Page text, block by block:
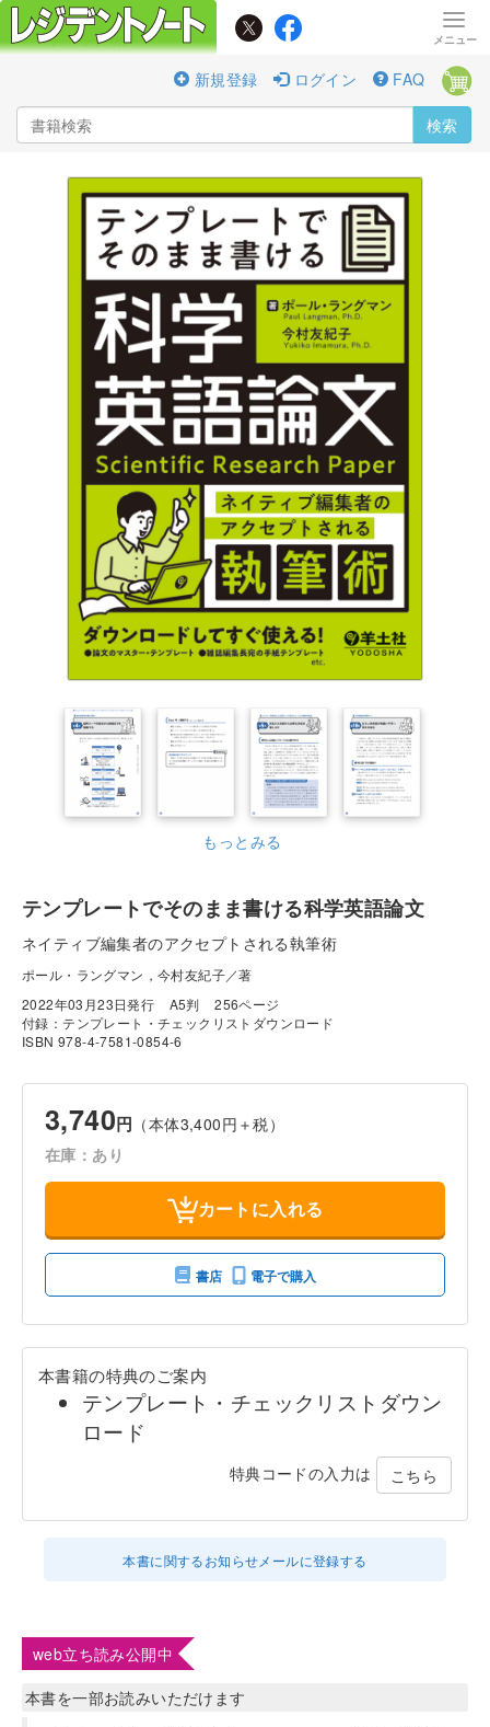
新規登録 ログイン FAQ
検索
もっとみる
テンプレートでそのまま書ける科学英語論文
ネイティブ編集者のアクセプトされる執筆術
ポール・ラングマン，今村友紀子／著
2022年03月23日発行
A5判
256ページ
付録：テンプレート・チェックリストダウンロード
ISBN 978-4-7581-0854-6
3,740円 （本体3,400円＋税）
在庫：あり
カートに入れる
書店 電子で購入
本書籍の特典のご案内
テンプレート・チェックリストダウン
ロード
特典コードの入力は こちら
本書に関するお知らせメールに登録する
web立ち読み公開中
本書を一部お読みいただけます